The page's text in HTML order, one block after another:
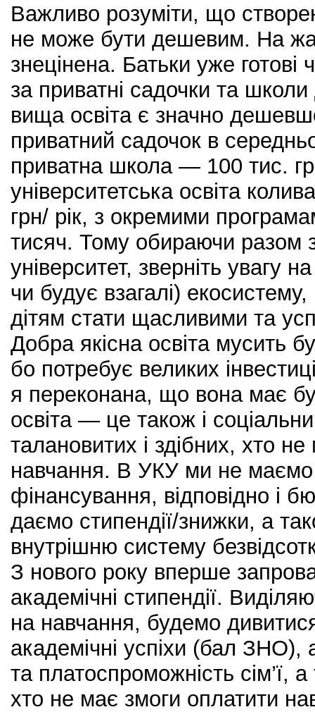
Важливо розуміти, що
не може бути дешевим. На
знецінена. Батьки уже готові
за приватні садочки та
вища освіта є значно
приватний садочок в
приватна школа — 100 тис.
університетська освіта
грн/ рік, з окремими
тисяч. Тому обираючи разом
університет, зверніть увагу
чи будує взагалі)
дітям стати щасливими та
Добра якісна освіта мусить
бо потребує великих
я переконана, що вона має
освіта — це також і
талановитих і здібних, хто
навчання. В УКУ ми не маємо
фінансування, відповідно і
даємо стипендії/знижки, а
внутрішню систему
З нового року вперше
академічні стипендії.
на навчання, будемо
академічні успіхи (бал ЗНО),
та платоспроможність сім’ї,
хто не має змоги оплатити